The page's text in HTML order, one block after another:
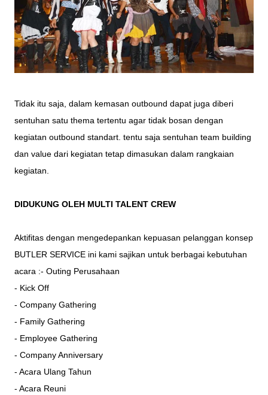
Tidak itu saja, dalam kemasan outbound dapat juga diberi
sentuhan satu thema tertentu agar tidak bosan dengan
kegiatan outbound standart. tentu saja sentuhan team building
dan value dari kegiatan tetap dimasukan dalam rangkaian
kegiatan.
DIDUKUNG OLEH MULTI TALENT CREW
Aktifitas dengan mengedepankan kepuasan pelanggan konsep
BUTLER SERVICE ini kami sajikan untuk berbagai kebutuhan
acara :- Outing Perusahaan
- Kick Off
- Company Gathering
- Family Gathering
- Employee Gathering
- Company Anniversary
- Acara Ulang Tahun
- Acara Reuni